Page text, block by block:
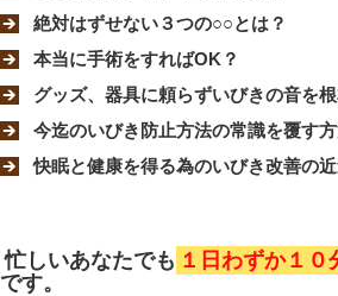
絶対はずせない３つの○○とは？
本当に手術をすればOK？
グッズ、器具に頼らずいびきの音を
今迄のいびき防止方法の常識を覆す
快眠と健康を得る為のいびき改善の
忙しいあなたでも １日わずか１
です。